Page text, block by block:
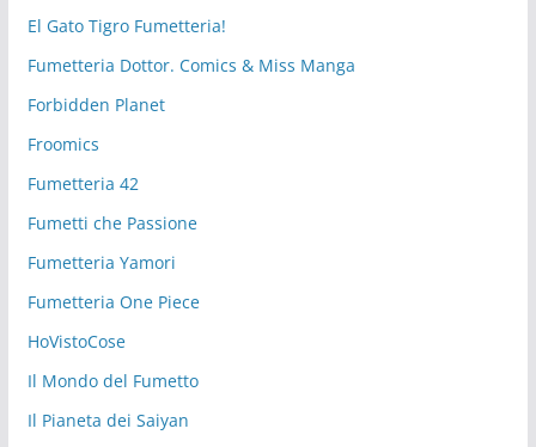
El Gato Tigro Fumetteria!
Fumetteria Dottor. Comics & Miss Manga
Forbidden Planet
Froomics
Fumetteria 42
Fumetti che Passione
Fumetteria Yamori
Fumetteria One Piece
HoVistoCose
Il Mondo del Fumetto
Il Pianeta dei Saiyan